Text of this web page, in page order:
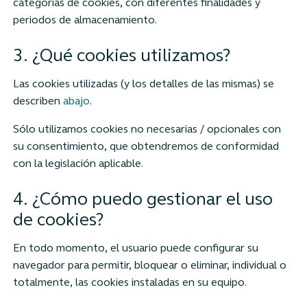
categorías de cookies, con diferentes finalidades y
periodos de almacenamiento.
3. ¿Qué cookies utilizamos?
Las cookies utilizadas (y los detalles de las mismas) se
describenabajo.
Sólo utilizamos cookies no necesarias / opcionales con
su consentimiento, que obtendremos de conformidad
con la legislación aplicable.
4. ¿Cómo puedo gestionar el uso
de cookies?
En todo momento, el usuario puede configurar su
navegador para permitir, bloquear o eliminar, individual o
totalmente, las cookies instaladas en su equipo.